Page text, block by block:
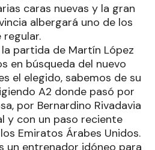
inolvidable que
y llegar a semis de
de Minas
de Vóley Policial se
temporada en la élite del
Carlos Rojas será